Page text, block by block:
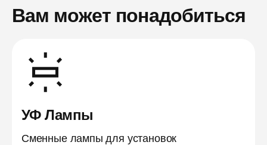
Вам может понадобиться
УФ Лампы
Сменные лампы для установок